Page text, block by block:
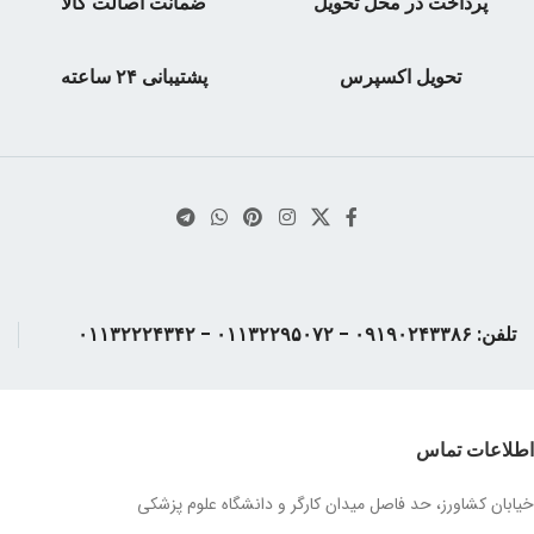
پشتیبانی ۲۴ ساعته تحویل اکسپرس
تلفن: ۰۹۱۹۰۲۴۳۳۸۶ - ۰۱۱۳۲۲۹۵۰۷۲ - ۰۱۱۳۲۲۲۴۳۴۲
اطلاعات تماس
خیابان کشاورز، حد فاصل میدان کارگر و دانشگاه علوم پزشکی